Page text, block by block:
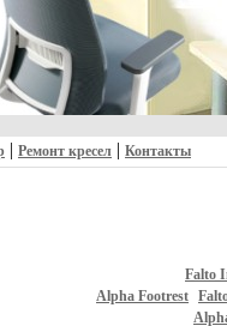
| Ремонт кресел | Контакты
Falto
Alpha Footrest